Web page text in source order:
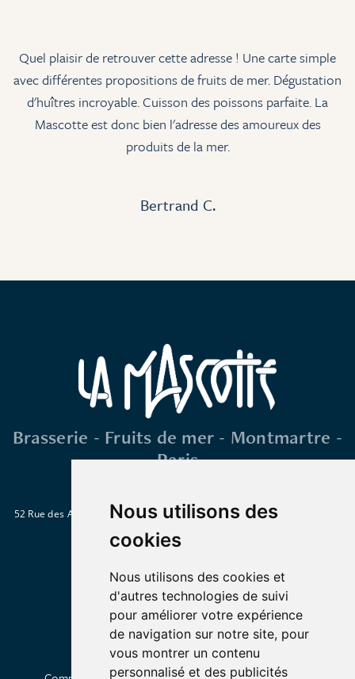
Nous utilisons des
cookies
Nous utilisons des cookies et
d'autres technologies de suivi
pour améliorer votre expérience
de navigation sur notre site, pour
vous montrer un contenu
personnalisé et des publicités
Une très belle maison avec une qualité de service qui
devient de plus en plus rare : amabilité, gentillesse,
efficacité. La qualité des plats et des fruits de mer
(spécialité de la maison) est irréprochable. Nous avons
passé un excellent moment !
Virginie E.
Brasserie - Fruits de mer - Montmartre -
Paris
52 Rue des Abbesses 75018 Paris Métro : Abbesses, Blanche ou Pigalle
Tél. : 01 46 06 28 15